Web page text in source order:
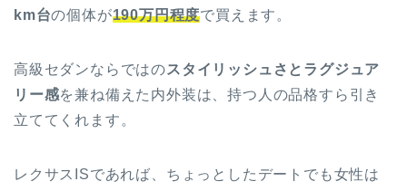
km台の個体が190万円程度で買えます。
高級セダンならではのスタイリッシュさとラグジュア
リー感を兼ね備えた内外装は、持つ人の品格すら引き
立ててくれます。
レクサスISであれば、ちょっとしたデートでも女性は